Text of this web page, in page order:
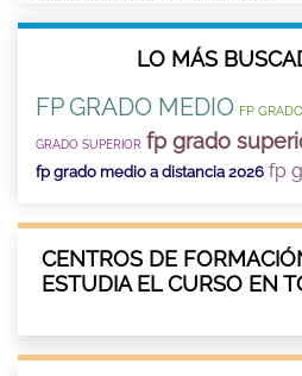
LO MÁS
FP GRADO MEDIO FP
GRADO SUPERIOR fp grado
fp grado medio a distancia 2026 fp
CENTROS DE
ESTUDIA EL CURSO EN